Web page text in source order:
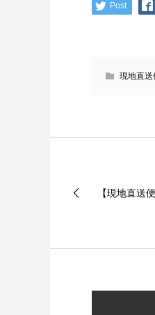
Post
現地直送
【現地直送